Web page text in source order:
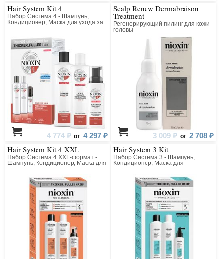
Hair System Kit 4
Набор Система 4 - Шампунь,
Кондиционер, Маска для ухода за
(окрашенными); (заметно
редеющими)
4 774 ₽ от 4 297 ₽
Scalp Renew Dermabraison
Treatment
Регенерирующий пилинг для кожи
головы
3 009 ₽ от 2 708 ₽
Hair System Kit 4 XXL
Набор Система 4 XXL-формат -
Шампунь, Кондиционер, Маска для
(окрашенными); (заметно
редеющими)
Hair System 3 Kit
Набор Система 3 - Шампунь,
Кондиционер, Маска для